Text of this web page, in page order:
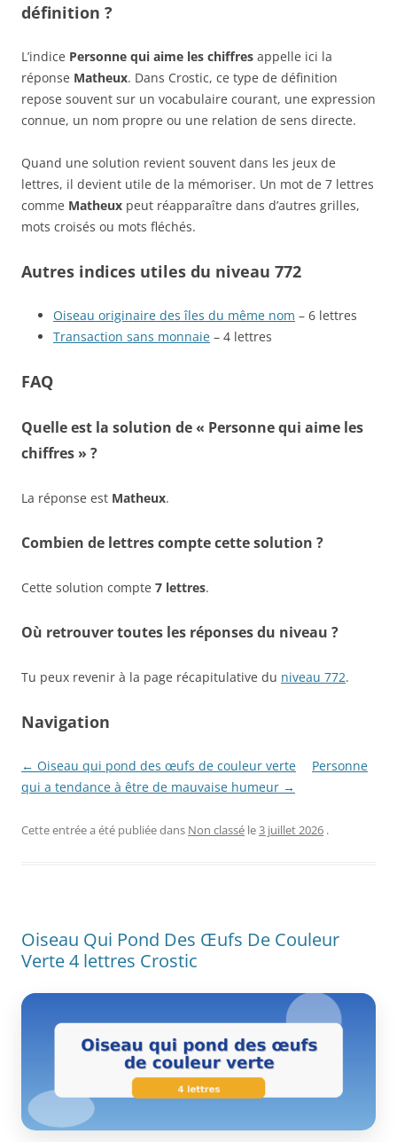
définition ?
L’indice Personne qui aime les chiffres appelle ici la
réponse Matheux. Dans Crostic, ce type de définition
repose souvent sur un vocabulaire courant, une expression
connue, un nom propre ou une relation de sens directe.
Quand une solution revient souvent dans les jeux de
lettres, il devient utile de la mémoriser. Un mot de 7 lettres
comme Matheux peut réapparaître dans d’autres grilles,
mots croisés ou mots fléchés.
Autres indices utiles du niveau 772
Oiseau originaire des îles du même nom – 6 lettres
Transaction sans monnaie – 4 lettres
FAQ
Quelle est la solution de « Personne qui aime les
chiffres » ?
La réponse est Matheux.
Combien de lettres compte cette solution ?
Cette solution compte 7 lettres.
Où retrouver toutes les réponses du niveau ?
Tu peux revenir à la page récapitulative du niveau 772.
Navigation
← Oiseau qui pond des œufs de couleur verte
Personne
qui a tendance à être de mauvaise humeur →
Cette entrée a été publiée dans Non classé le3 juillet 2026 .
Oiseau Qui Pond Des Œufs De Couleur
Verte 4 lettres Crostic